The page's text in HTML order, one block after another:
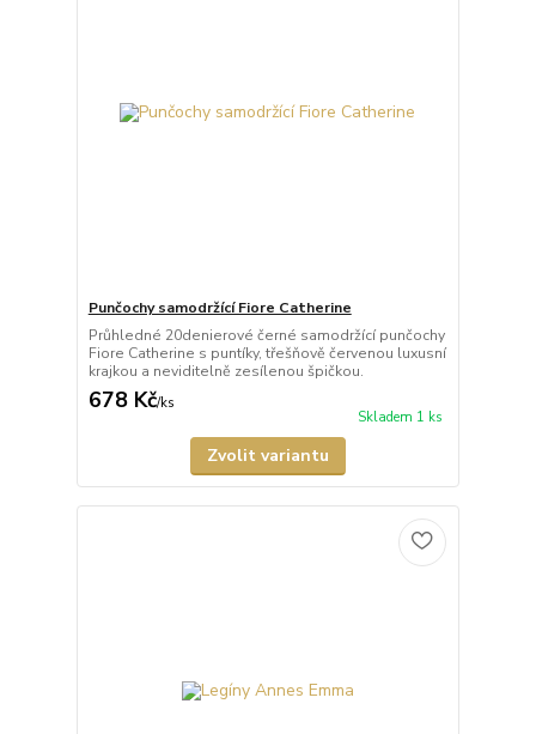
Punčochy samodržící Fiore Catherine
Průhledné 20denierové černé samodržící punčochy
Fiore Catherine s puntíky, třešňově červenou luxusní
krajkou a neviditelně zesílenou špičkou.
678 Kč/ks
Skladem 1 ks
Zvolit variantu